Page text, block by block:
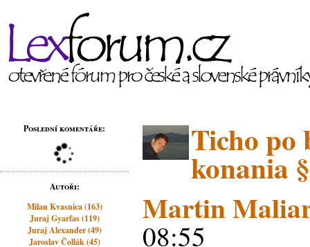
Poslední komentáře:
Autoři:
Milan Kvasnica (163)
Juraj Gyarfas (119)
Juraj Alexander (49)
Jaroslav Čollák (45)
Ticho po
konania
Martin
08:55